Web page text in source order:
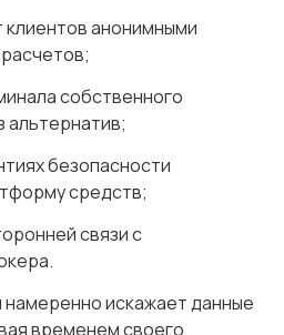
анонимными
собственного
альтернатив;
безопасности
средств;
связи с
искажает данные
временем своего